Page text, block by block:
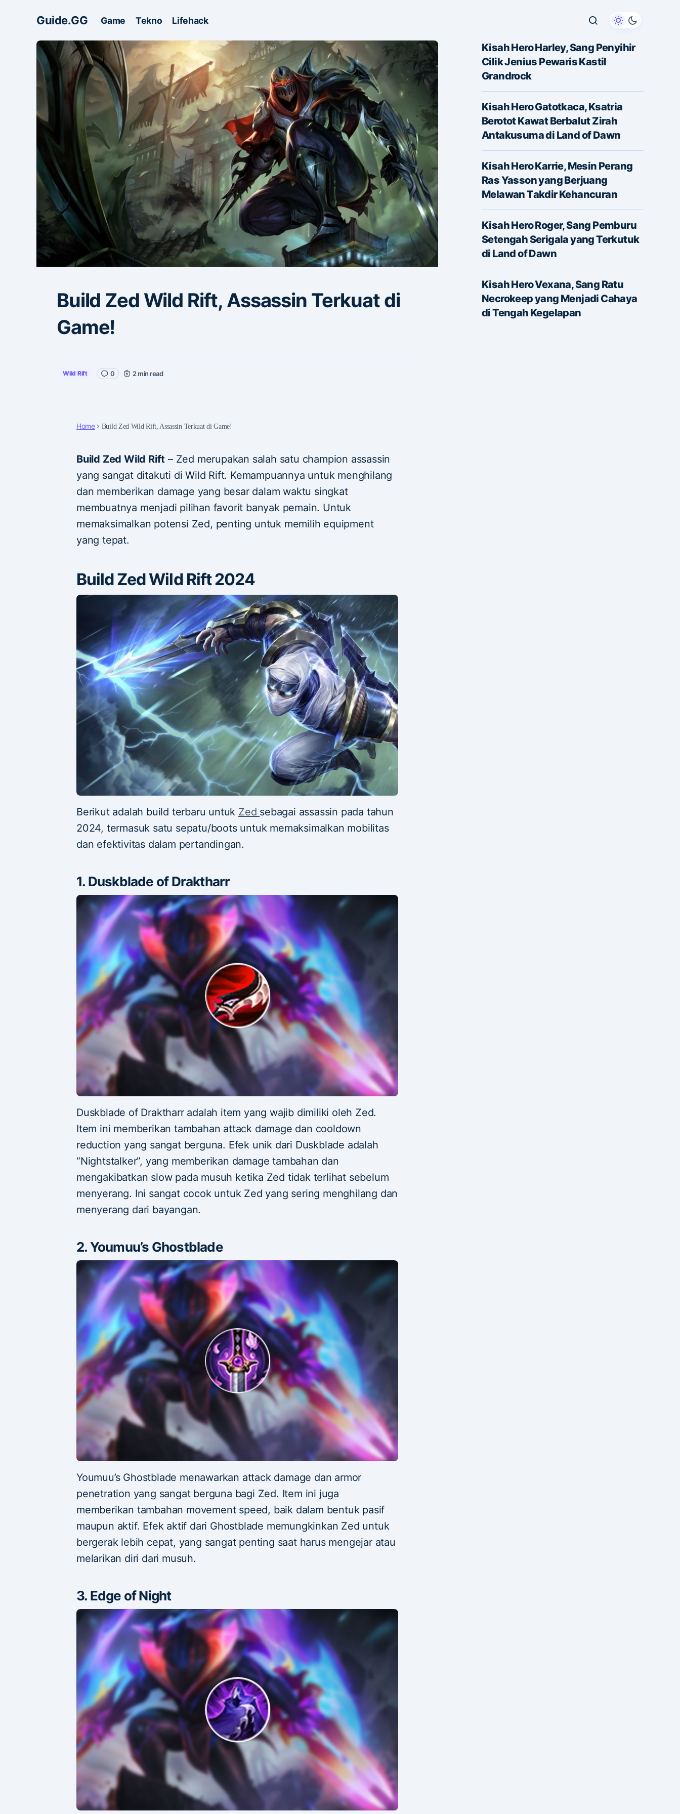
Guide.GG Game Tekno Lifehack
Build Zed Wild Rift, Assassin Terkuat di
Game!
Wild Rift 0 2 min read
Home Build Zed Wild Rift, Assassin Terkuat di Game!
Build Zed Wild Rift – Zed merupakan salah satu champion assassin
yang sangat ditakuti di Wild Rift. Kemampuannya untuk menghilang
dan memberikan damage yang besar dalam waktu singkat
membuatnya menjadi pilihan favorit banyak pemain. Untuk
memaksimalkan potensi Zed, penting untuk memilih equipment
yang tepat.
Build Zed Wild Rift 2024
Berikut adalah build terbaru untuk Zed sebagai assassin pada tahun
2024, termasuk satu sepatu/boots untuk memaksimalkan mobilitas
dan efektivitas dalam pertandingan.
1. Duskblade of Draktharr
Duskblade of Draktharr adalah item yang wajib dimiliki oleh Zed.
Item ini memberikan tambahan attack damage dan cooldown
reduction yang sangat berguna. Efek unik dari Duskblade adalah
“Nightstalker”, yang memberikan damage tambahan dan
mengakibatkan slow pada musuh ketika Zed tidak terlihat sebelum
menyerang. Ini sangat cocok untuk Zed yang sering menghilang dan
menyerang dari bayangan.
2. Youmuu’s Ghostblade
Youmuu’s Ghostblade menawarkan attack damage dan armor
penetration yang sangat berguna bagi Zed. Item ini juga
memberikan tambahan movement speed, baik dalam bentuk pasif
maupun aktif. Efek aktif dari Ghostblade memungkinkan Zed untuk
bergerak lebih cepat, yang sangat penting saat harus mengejar atau
melarikan diri dari musuh.
3. Edge of Night
Kisah Hero Harley, Sang Penyihir
Cilik Jenius Pewaris Kastil
Grandrock
Kisah Hero Gatotkaca, Ksatria
Berotot Kawat Berbalut Zirah
Antakusuma di Land of Dawn
Kisah Hero Karrie, Mesin Perang
Ras Yasson yang Berjuang
Melawan Takdir Kehancuran
Kisah Hero Roger, Sang Pemburu
Setengah Serigala yang Terkutuk
di Land of Dawn
Kisah Hero Vexana, Sang Ratu
Necrokeep yang Menjadi Cahaya
di Tengah Kegelapan